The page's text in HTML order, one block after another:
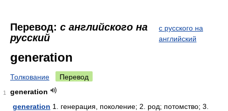
Перевод: с английского на
русский
с русского на
английский
generation
Толкование Перевод
1
generation
generation 1. генерация, поколение; 2. род; потомство; 3.